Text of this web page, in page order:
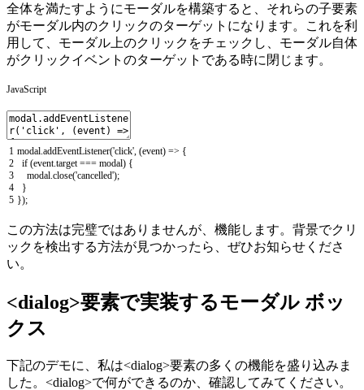
全体を満たすようにモーダルを構築すると、それらの子要素
がモーダル内のクリックのターゲットになります。これを利
用して、モーダル上のクリックをチェックし、モーダル自体
がクリックイベントのターゲットである時に閉じます。
JavaScript
1
2
3
4
5
modal.addEventListener('click', (event) => {
if (event.target === modal) {
modal.close('cancelled');
}
});
この方法は完璧ではありませんが、機能します。背景でクリ
ックを検出する方法が見つかったら、ぜひお知らせくださ
い。
<dialog>要素で実装するモーダル ボッ
クス
下記のデモに、私は<dialog>要素の多くの機能を盛り込みま
した。<dialog>で何ができるのか、確認してみてください。